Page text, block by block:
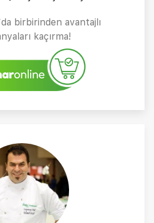
birbirinden avantajlı
kaçırma!